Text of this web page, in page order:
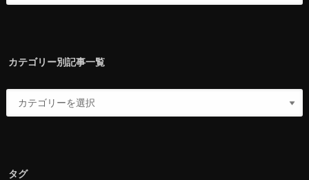
カテゴリー別記事一覧
タグ